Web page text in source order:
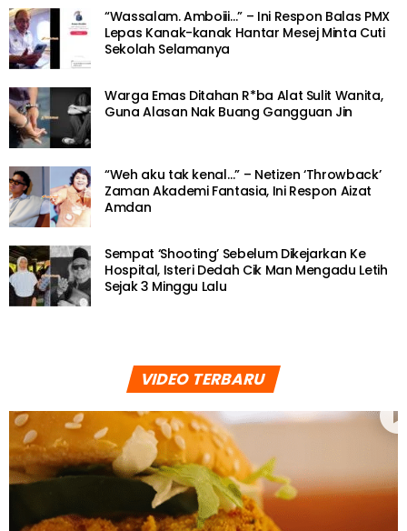
“Wassalam. Amboiii…” – Ini Respon Balas PMX
Lepas Kanak-kanak Hantar Mesej Minta Cuti
Sekolah Selamanya
Warga Emas Ditahan R*ba Alat Sulit Wanita,
Guna Alasan Nak Buang Gangguan Jin
“Weh aku tak kenal…” – Netizen ‘Throwback’
Zaman Akademi Fantasia, Ini Respon Aizat
Amdan
Sempat ‘Shooting’ Sebelum Dikejarkan Ke
Hospital, Isteri Dedah Cik Man Mengadu Letih
Sejak 3 Minggu Lalu
VIDEO TERBARU